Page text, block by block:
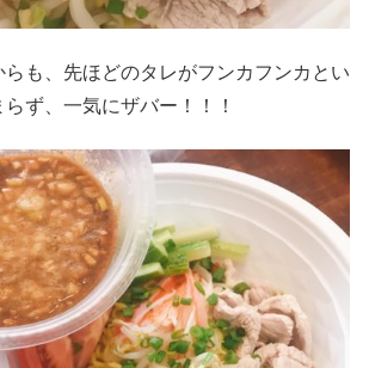
も、先ほどのタレがフンカフンカとい
ず、一気にザバー！！！